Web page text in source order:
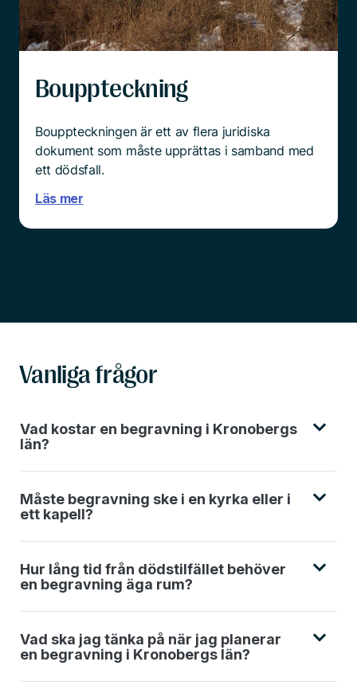
Bouppteckning
Bouppteckningen är ett av flera juridiska
dokument som måste upprättas i samband med
ett dödsfall.
Läs mer
Vanliga frågor
Vad kostar en begravning i Kronobergs
län?
Måste begravning ske i en kyrka eller i
ett kapell?
Hur lång tid från dödstilfället behöver
en begravning äga rum?
Vad ska jag tänka på när jag planerar
en begravning i Kronobergs län?